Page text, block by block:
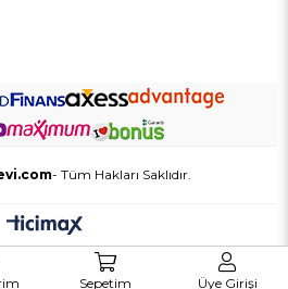
- Tüm Hakları Saklıdır.
Sepetim Üye Girişi